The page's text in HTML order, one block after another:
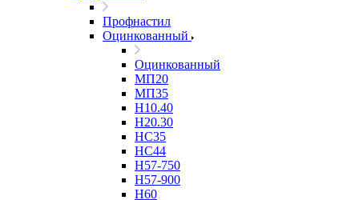
Профнастил
Оцинкованный
Оцинкованный
МП20
МП35
Н10.40
Н20.30
НС35
НС44
Н57-750
Н57-900
Н60